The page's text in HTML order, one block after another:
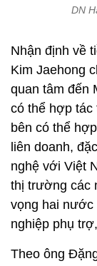
DN
Nhận định về
Kim Jaehong
quan tâm đến
có thể hợp tác
bên có thể
liên doanh,
nghệ với Việt
thị trường các
vọng hai nước
nghiệp phụ
Theo ông